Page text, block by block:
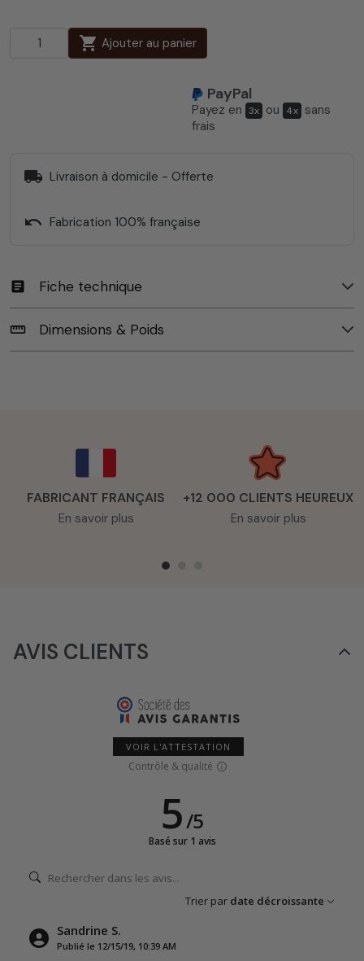
shopping_cart Ajouter au panier
PayPal
Payez en 3x ou 4x sans
frais
local_shipping Livraison à domicile - Offerte
undo Fabrication 100% française
article Fiche technique
straighten Dimensions & Poids
FABRICANT FRANÇAIS
En savoir plus
+12 000 CLIENTS HEUREUX
En savoir plus
AVIS CLIENTS
VOIR L'ATTESTATION
Contrôle & qualité
5/5
Basé sur 1 avis
Trier par date décroissante
Sandrine S.
Publié le 12/15/19, 10:39 AM